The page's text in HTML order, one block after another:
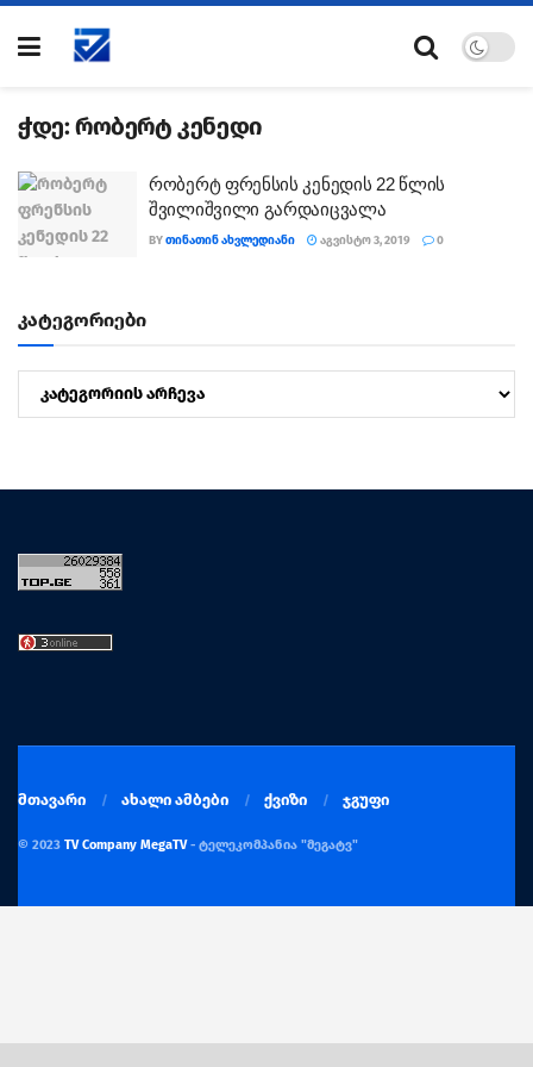
ჭდე:რობერტ კენედი
რობერტ ფრენსის კენედის 22 წლის
შვილიშვილი გარდაიცვალა
BYᲗᲘᲜᲐᲗᲘᲜ ᲐᲮᲕᲚᲔᲓᲘᲐᲜᲘ ᲐᲒᲕᲘᲡᲢᲝ 3, 2019 0
კატეგორიები
კატეგორიები
მთავარი ახალი ამბები ქვიზი ჯგუფი
© 2023 TV Company MegaTV- ტელეკომპანია "მეგატვ"